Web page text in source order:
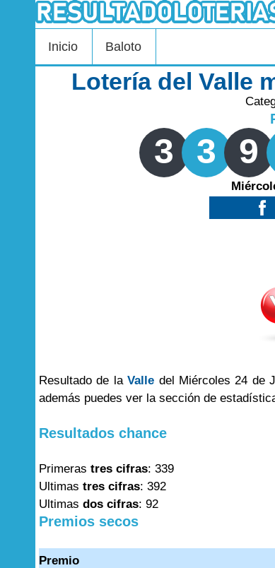
Inicio Baloto
Lotería del Valle
3 3 9
Resultado de laValle del Miércoles 24 de
además puedes ver la sección de
Resultados chance
Primeras tres cifras: 339
Ultimas tres cifras: 392
Ultimas dos cifras: 92
Premios secos
Premio